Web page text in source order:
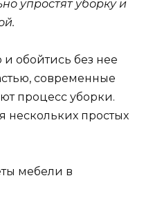
упростят уборку и
и обойтись без нее
современные
процесс уборки.
нескольких простых